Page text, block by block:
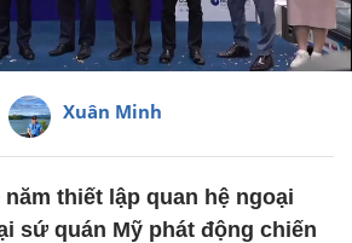
Xuân Minh
năm thiết lập quan hệ ngoại
sứ quán Mỹ phát động chiến